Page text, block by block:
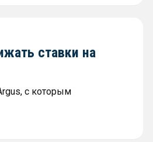
ставки на
с которым